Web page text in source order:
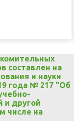
составлен на
и науки
года № 217 "Об
и другой
числе на